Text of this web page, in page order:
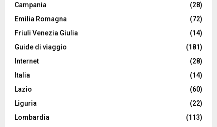
Campania
(28)
Emilia Romagna
(72)
Friuli Venezia Giulia
(14)
Guide di viaggio
(181)
Internet
(28)
Italia
(14)
Lazio
(60)
Liguria
(22)
Lombardia
(113)